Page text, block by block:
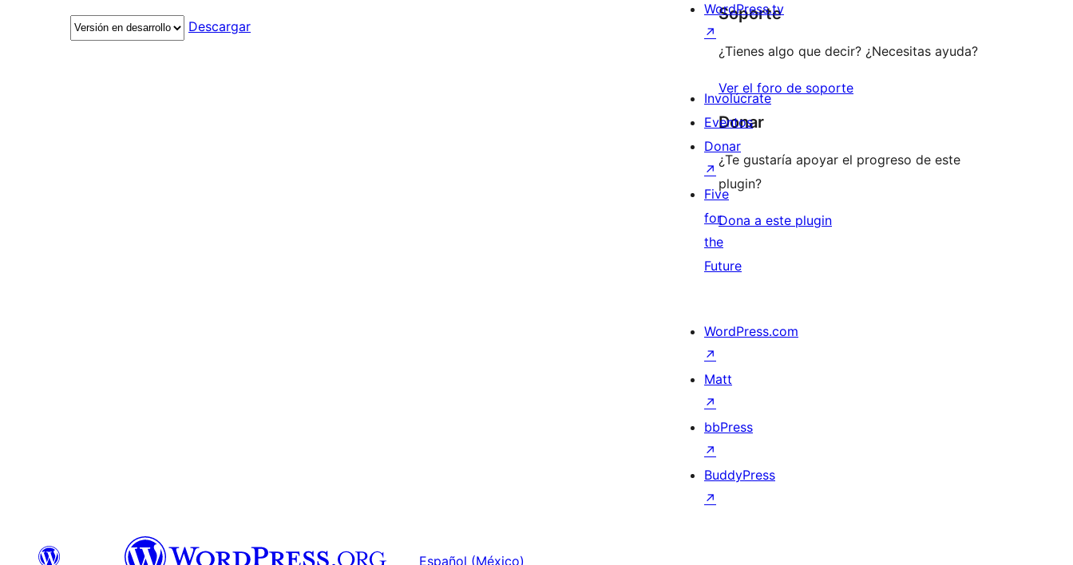
Descargar
Soporte
¿Tienes algo que decir? ¿Necesitas ayuda?
Ver el foro de soporte
Donar
¿Te gustaría apoyar el progreso de este
plugin?
Dona a este plugin
WordPress.tv
↗
Involúcrate
Eventos
Donar
↗
Five
for
the
Future
WordPress.com
↗
Matt
↗
bbPress
↗
BuddyPress
↗
Español (México)